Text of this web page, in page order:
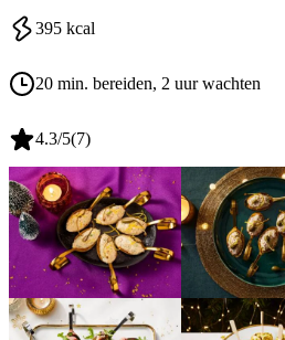
395 kcal
20 min. bereiden, 2 uur wachten
4.3/5(7)